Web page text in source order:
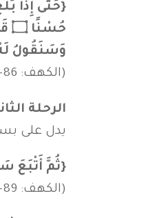
{حَتَّى إِذَا
وَسَنَقُولُ
(الكهف: 86-88)
الرحلة
يدل على
{ثُمَّ أَتْبَعَ سَبَبًا ۝ حَتَّى إِذَا بَلَغَ مَطْلِعَ الشَّمْسِ وَجَدَهَا تَطْلُعُ عَلَى قَوْمٍ لَمْ
(الكهف: 89-90)